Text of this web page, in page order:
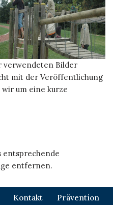
verwendeten Bilder
mit der Veröffentlichung
um eine kurze
entsprechende
entfernen.
Kontakt Prävention